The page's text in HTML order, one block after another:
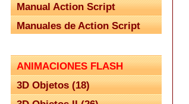
Manual Action Script
Manuales de Action Script
ANIMACIONES FLASH
3D Objetos (18)